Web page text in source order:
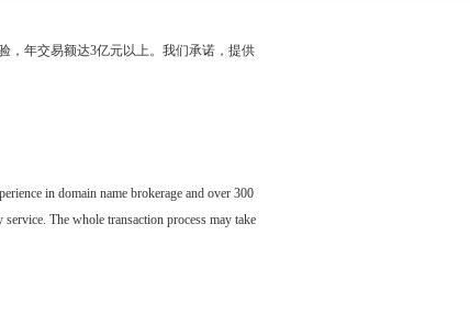
，年交易额达3亿元以上。我们承诺，提供
in domain name brokerage and over 300
The whole transaction process may take